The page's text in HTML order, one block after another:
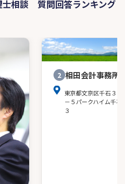
士相談 質問回答ランキング
2 相田会計事務所
東京都文京区千石３－
－５パークハイム千石
３